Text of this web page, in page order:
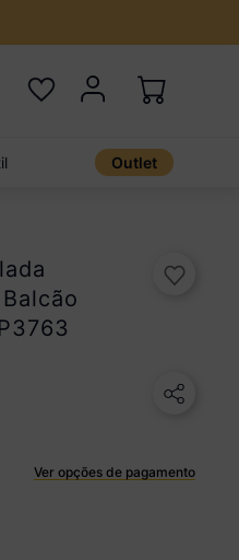
Outlet
Ver opções de pagamento